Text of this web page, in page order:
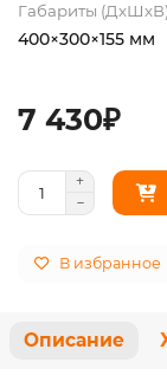
Габариты (ДхШхВ)
400×300×155 мм
7 430₽
В избранное
Описание